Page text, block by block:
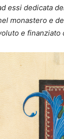
essi dedicata
monastero e
e finanziato